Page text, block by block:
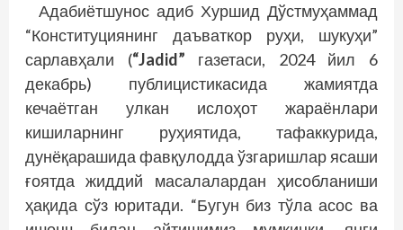
Адабиётшунос адиб Хуршид Дўстмуҳаммад
“Конституциянинг даъваткор руҳи, шукуҳи”
сарлавҳали (“Jadid” газетаси, 2024 йил 6
декабрь) публицистикасида жамиятда
кечаётган улкан ислоҳот жараёнлари
кишиларнинг руҳиятида, тафаккурида,
дунёқарашида фавқулодда ўзгаришлар ясаши
ғоятда жиддий масалалардан ҳисобланиши
ҳақида сўз юритади. “Бугун биз тўла асос ва